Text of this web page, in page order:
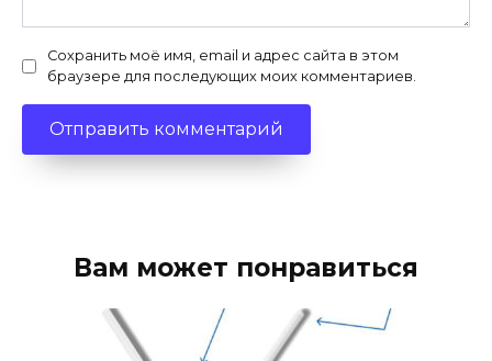
Сохранить моё имя, email и адрес сайта в этом
браузере для последующих моих комментариев.
Вам может понравиться